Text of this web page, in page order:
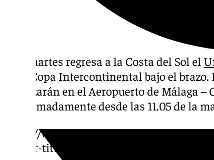
Este martes regresa a la Costa del Sol el
de la Copa Intercontinental bajo el
aterrizarán en el Aeropuerto de Málaga –
aproximadamente desde las 11.05 de la
https://www.101tv.es/el-unicaja-vence-
primer-titulo-de-la-temporada-79-68/